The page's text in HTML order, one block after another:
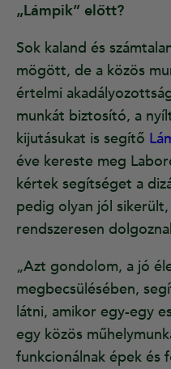
„Lámpik” előtt?
Sok kaland és
mögött, de a közös
értelmi
munkát biztosító, a
kijutásukat is segítő
éve kereste meg
kértek segítséget a
pedig olyan jól
rendszeresen
„Azt gondolom, a jó
megbecsülésében,
látni, amikor egy-egy
egy közös
funkcionálnak épek és